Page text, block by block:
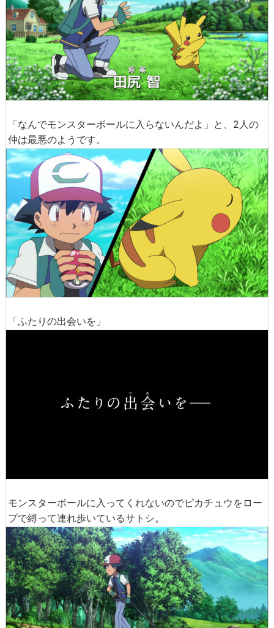
「なんでモンスターボールに入らないんだよ」と、2人の
仲は最悪のようです。
「ふたりの出会いを」
モンスターボールに入ってくれないのでピカチュウをロー
プで縛って連れ歩いているサトシ。